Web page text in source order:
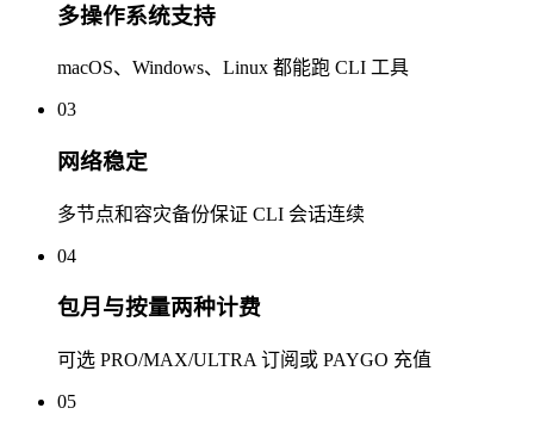
多操作系统支持
macOS、Windows、Linux 都能跑 CLI 工具
03
网络稳定
多节点和容灾备份保证 CLI 会话连续
04
包月与按量两种计费
可选 PRO/MAX/ULTRA 订阅或 PAYGO 充值
05